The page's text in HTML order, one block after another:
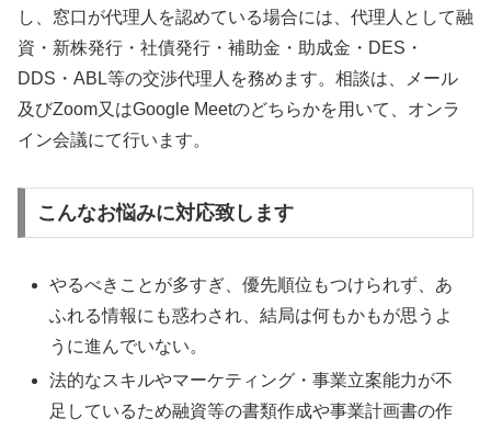
し、窓口が代理人を認めている場合には、代理人として融
資・新株発行・社債発行・補助金・助成金・DES・
DDS・ABL等の交渉代理人を務めます。相談は、メール
及びZoom又はGoogle Meetのどちらかを用いて、オンラ
イン会議にて行います。
こんなお悩みに対応致します
やるべきことが多すぎ、優先順位もつけられず、あ
ふれる情報にも惑わされ、結局は何もかもが思うよ
うに進んでいない。
法的なスキルやマーケティング・事業立案能力が不
足しているため融資等の書類作成や事業計画書の作